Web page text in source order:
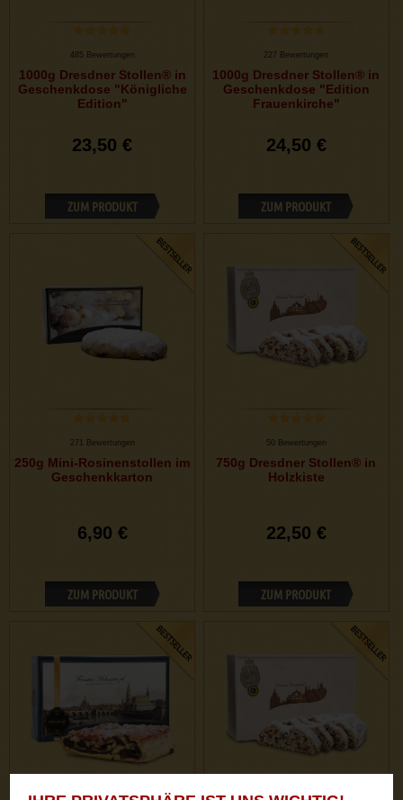
485 Bewertungen
1000g Dresdner Stollen® in
Geschenkdose "Königliche
Edition"
23,50 €
ZUM PRODUKT
227 Bewertungen
1000g Dresdner Stollen® in
Geschenkdose "Edition
Frauenkirche"
24,50 €
ZUM PRODUKT
271 Bewertungen
250g Mini-Rosinenstollen im
Geschenkkarton
6,90 €
ZUM PRODUKT
50 Bewertungen
750g Dresdner Stollen® in
Holzkiste
22,50 €
ZUM PRODUKT